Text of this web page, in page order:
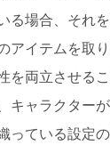
る場合、それ
アイテムを取
を両立させるこ
キャラクター
っている設定